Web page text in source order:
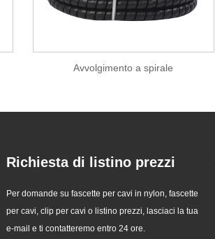
Avvolgimento a spirale
Punte di manutenzione del
cavo in nylon!
2024/11/12
Richiesta di listino prezzi
Per domande su fascette per cavi in ​​nylon, fascette
per cavi, clip per cavi o listino prezzi, lasciaci la tua
e-mail e ti contatteremo entro 24 ore.